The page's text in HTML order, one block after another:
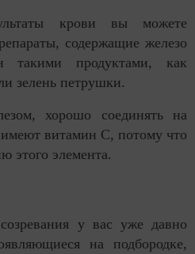
крови вы можете
содержащие железо
такими продуктами, как
зелень петрушки.
хорошо соединять на
витамин С, потому что
этого элемента.
у вас уже давно
на подбородке,